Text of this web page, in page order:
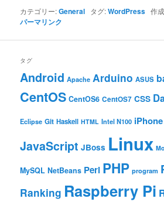
カテゴリー:General タグ:WordPress 作
パーマリンク
タグ
Android Apache Arduino ASUS
CentOS CentOS6 CentOS7 CSS
Eclipse Git Haskell HTML Intel N100 iPhone
JavaScript JBoss Linux
MySQL NetBeans Perl PHP program
Ranking Raspberry Pi